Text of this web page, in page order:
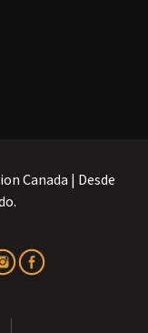
Canada | Desde